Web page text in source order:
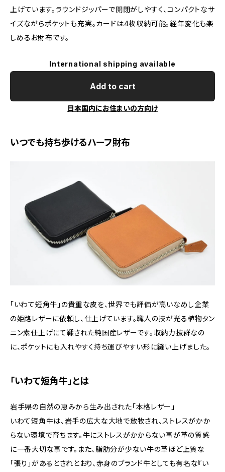
上げています。ラウンドジッパーで開閉がしやすく、コンパクトなサ
イズながらポケットも充実。カードは4枚収納可能。経年変化も楽
しめるお財布です。
International shipping available
Add to cart
日本国内にお住まいの方向け
いつでも持ち歩けるハーフ財布
「いわて短角牛」の貴重な皮を、世界でも評価が高いなめし企業
の姫路レザーに依頼し、仕上げています。職人の技が光る植物タン
ニン素仕上げにて鞣された純国産レザーです。収納力抜群なの
に、ポケットにも入れやすく持ち運びやすい形に縫い上げました。
「いわて短角牛」とは
岩手県の自然の恵みから生み出された「本格レザー」
いわて短角牛は、岩手の広大な大地で放牧され、ストレスがかか
らない環境で育ちます。牛にストレスがかからない事が革の質感
に一番大切な事です。また、脂肪分が少ない牛の革ほど上質な
「張り」があるとされとおり、赤身のブランド牛としても有名な『い